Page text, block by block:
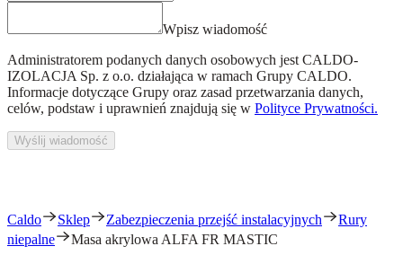
Wpisz wiadomość
Administratorem podanych danych osobowych jest CALDO-
IZOLACJA Sp. z o.o. działająca w ramach Grupy CALDO.
Informacje dotyczące Grupy oraz zasad przetwarzania danych,
celów, podstaw i uprawnień znajdują się w Polityce Prywatności.
Wyślij wiadomość
Caldo Sklep Zabezpieczenia przejść instalacyjnych
Rury
niepalne
Masa akrylowa ALFA FR MASTIC